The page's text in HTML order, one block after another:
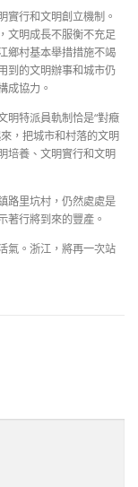
行和文明創立機制。
文明成長不服衡不充足
鄉村基本舉措措施不竭
到的文明辦事和城市仍
成協力。
明特派員軌制恰是“對癥
，把城市和村落的文明
培養、文明實行和文明
路里坑村，仍然處處是
著行將到來的豐產。
氣。浙江，將再一次站